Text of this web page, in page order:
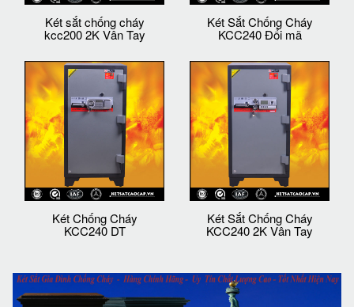
Két sắt chống cháy
kcc200 2K Vân Tay
Két Sắt Chống Cháy
KCC240 Đổi mã
Két Chống Cháy
KCC240 DT
Két Sắt Chống Cháy
KCC240 2K Vân Tay